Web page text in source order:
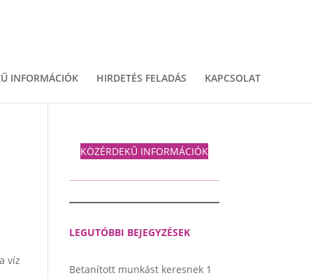
INFORMÁCIÓK HIRDETÉS FELADÁS KAPCSOLAT
víz
KÖZÉRDEKŰ INFORMÁCIÓK
LEGUTÓBBI BEJEGYZÉSEK
Betanított munkást keresnek 1